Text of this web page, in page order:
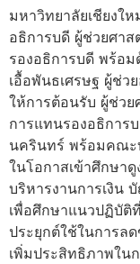
มหาวิทยาลัยเชียงใ
อธิการบดี ผู้ช่วยศา
รองอธิการบดี พร้อ
เอื้อพันธเศรษฐ ผู้ช่ว
ให้การต้อนรับ ผู้ช่ว
การแทนรองอธิการ
นครินทร์ พร้อมคณะ
ในโอกาสเข้าศึกษา
บริหารงานการเงิน
เพื่อศึกษาแนวปฏิบัติ
ประยุกต์ใช้ในการล
เพิ่มประสิทธิภาพใน